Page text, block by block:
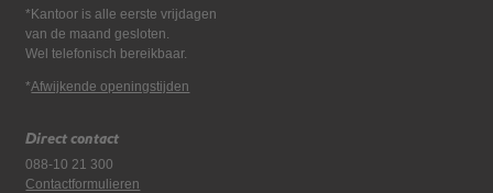
*Kantoor is alle eerste vrijdagen
van de maand gesloten.
Wel telefonisch bereikbaar.
*Afwijkende openingstijden
Direct contact
088-10 21 300
Contactformulieren